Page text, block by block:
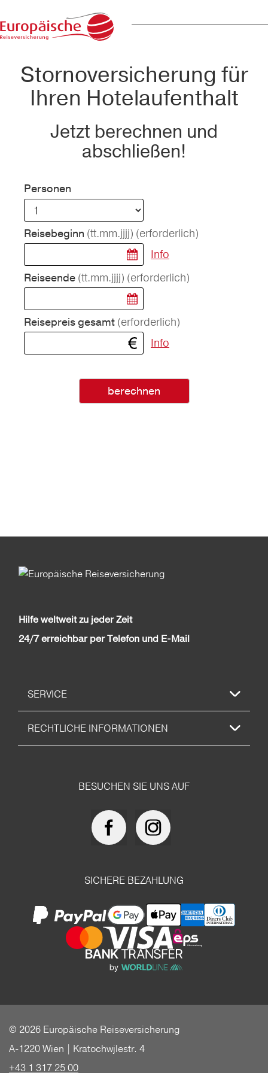
Stornoversicherung für
Ihren Hotelaufenthalt
Jetzt berechnen und
abschließen!
Personen
Reisebeginn (tt.mm.jjjj) (erforderlich)
Info
Reiseende (tt.mm.jjjj) (erforderlich)
Reisepreis gesamt (erforderlich)
Info
berechnen
Hilfe weltweit zu jeder Zeit
24/7 erreichbar per Telefon und E-Mail
SERVICE
RECHTLICHE INFORMATIONEN
BESUCHEN SIE UNS AUF
SICHERE BEZAHLUNG
© 2026 Europäische Reiseversicherung
A-1220 Wien | Kratochwjlestr. 4
+43 1 317 25 00